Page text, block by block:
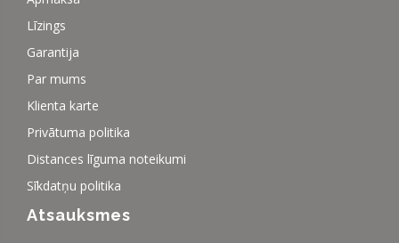
Līzings
Garantija
Par mums
Klienta karte
Privātuma politika
Distances līguma noteikumi
Sīkdatņu politika
Atsauksmes